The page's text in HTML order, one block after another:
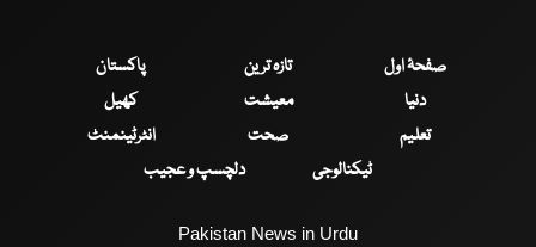
صفحۂ اول تازہ ترین
پاکستان
دنیا
معیشت
کھیل
تعلیم
صحت
انٹرٹینمنٹ
ٹیکنالوجی
دلچسپ و عجیب
Pakistan News in Urdu